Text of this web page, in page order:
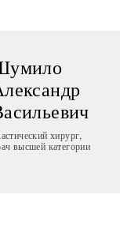
хирург,
высшей категории